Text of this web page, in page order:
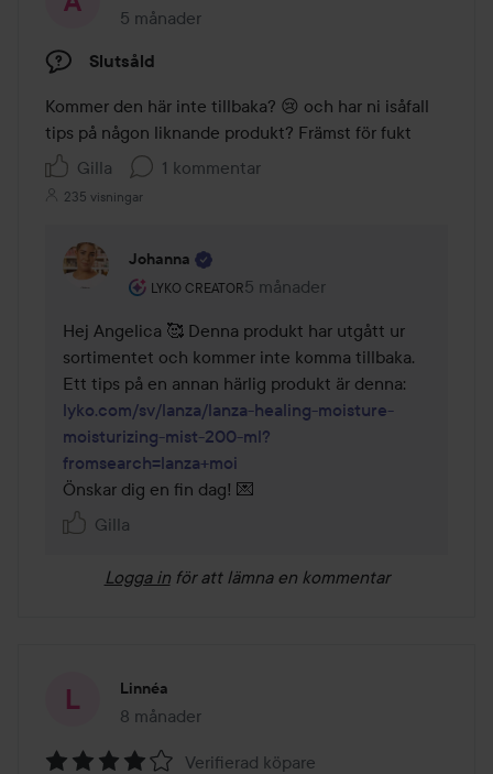
5 månader
Inlägget skapades 5 månader
Slutsåld
Kommer den här inte tillbaka? 😢 och har ni isåfall
tips på någon liknande produkt? Främst för fukt
Gilla
1 kommentar
235 visningar
Johanna
LYKO CREATOR
Användarens roll: Lyko Creator.
5 månader
Kommentaren lades 5 månader
Hej Angelica 🥰 Denna produkt har utgått ur
sortimentet och kommer inte komma tillbaka.
lyko.com/sv/lanza/lanza-healing-moisture-
moisturizing-mist-200-ml?
fromsearch=lanza+moi
Önskar dig en fin dag! 💌
Gilla
Logga in för att lämna en kommentar
Linnéa
8 månader
Inlägget skapades 8 månader
Verifierad köpare